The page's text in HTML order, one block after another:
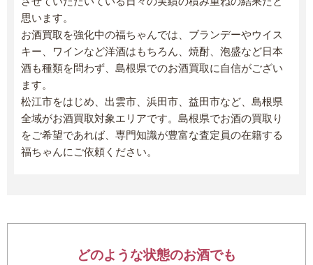
思います。
お酒買取を強化中の福ちゃんでは、ブランデーやウイス
キー、ワインなど洋酒はもちろん、焼酎、泡盛など日本
酒も種類を問わず、島根県でのお酒買取に自信がござい
ます。
松江市をはじめ、出雲市、浜田市、益田市など、島根県
全域がお酒買取対象エリアです。島根県でお酒の買取り
をご希望であれば、専門知識が豊富な査定員の在籍する
福ちゃんにご依頼ください。
どのような状態のお酒でも